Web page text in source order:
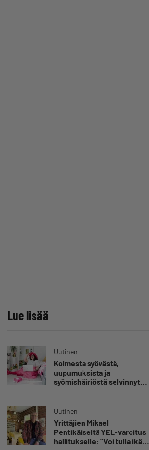
Lue lisää
Uutinen
Kolmesta syövästä,
uupumuksista ja
syömishäiriöstä selvinnyt
silmiin, olen oppinut
kestämään myös
yrittäjyyteen kuuluvaa
epävarmuutta”
Uutinen
Yrittäjien Mikael
Pentikäiseltä YEL-varoitus
hallitukselle: ”Voi tulla ikävä